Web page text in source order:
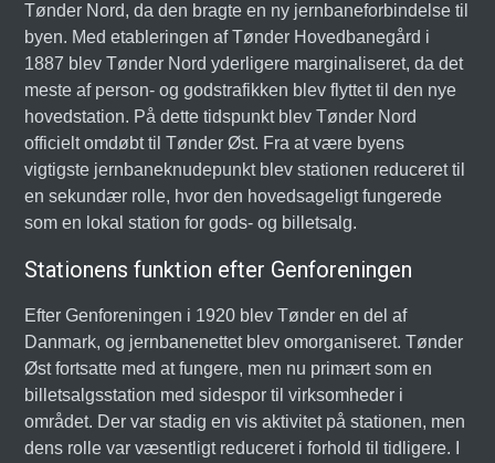
Tønder Nord, da den bragte en ny jernbaneforbindelse til
byen. Med etableringen af Tønder Hovedbanegård i
1887 blev Tønder Nord yderligere marginaliseret, da det
meste af person- og godstrafikken blev flyttet til den nye
hovedstation. På dette tidspunkt blev Tønder Nord
officielt omdøbt til Tønder Øst. Fra at være byens
vigtigste jernbaneknudepunkt blev stationen reduceret til
en sekundær rolle, hvor den hovedsageligt fungerede
som en lokal station for gods- og billetsalg.
Stationens funktion efter Genforeningen
Efter Genforeningen i 1920 blev Tønder en del af
Danmark, og jernbanenettet blev omorganiseret. Tønder
Øst fortsatte med at fungere, men nu primært som en
billetsalgsstation med sidespor til virksomheder i
området. Der var stadig en vis aktivitet på stationen, men
dens rolle var væsentligt reduceret i forhold til tidligere. I